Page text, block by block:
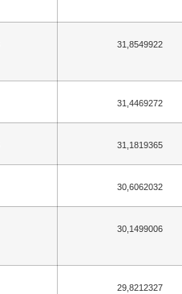
31,8549922
31,4469272
31,1819365
30,6062032
30,1499006
29,8212327